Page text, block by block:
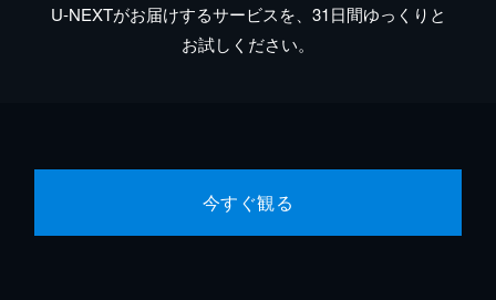
U-NEXTがお届けするサービスを、31日間ゆっくりと
お試しください。
今すぐ観る